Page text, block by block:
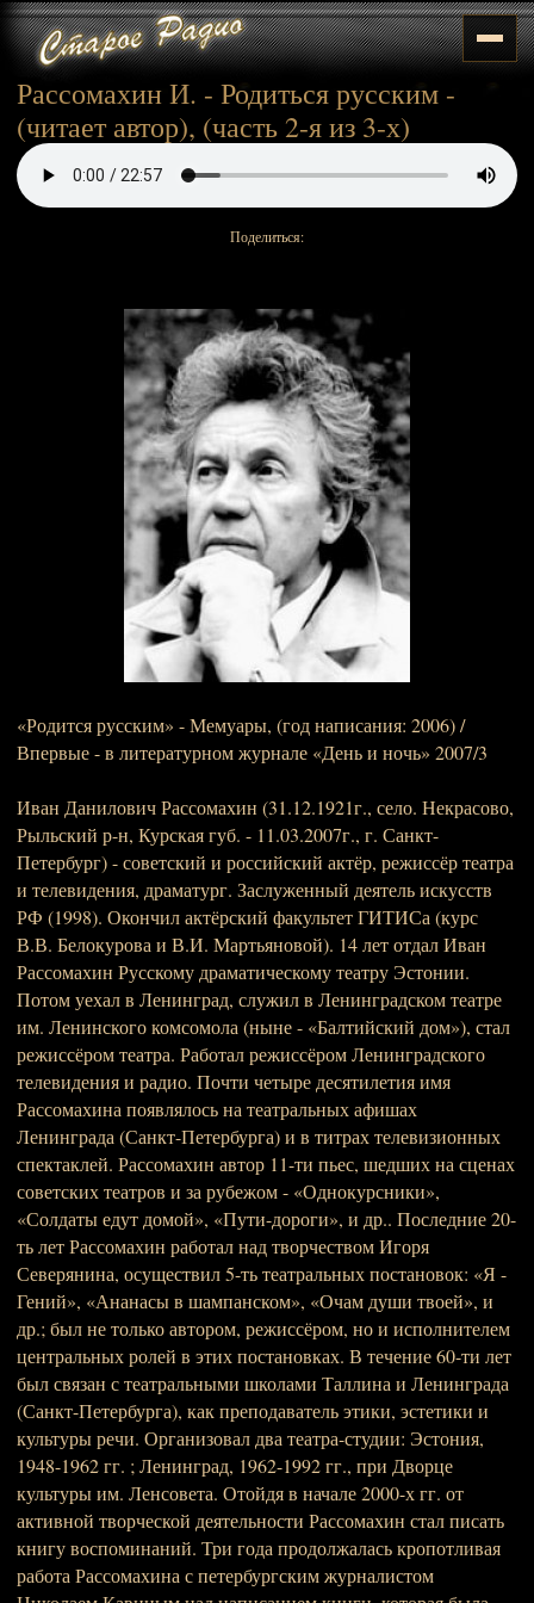
Рассомахин И. - Родиться русским -
(читает автор), (часть 2-я из 3-х)
Поделиться:
«Родится русским» - Мемуары, (год написания: 2006) /
Впервые - в литературном журнале «День и ночь» 2007/3
Иван Данилович Рассомахин (31.12.1921г., село. Некрасово,
Рыльский р-н, Курская губ. - 11.03.2007г., г. Санкт-
Петербург) - советский и российский актёр, режиссёр театра
и телевидения, драматург. Заслуженный деятель искусств
РФ (1998). Окончил актёрский факультет ГИТИСа (курс
В.В. Белокурова и В.И. Мартьяновой). 14 лет отдал Иван
Рассомахин Русскому драматическому театру Эстонии.
Потом уехал в Ленинград, служил в Ленинградском театре
им. Ленинского комсомола (ныне - «Балтийский дом»), стал
режиссёром театра. Работал режиссёром Ленинградского
телевидения и радио. Почти четыре десятилетия имя
Рассомахина появлялось на театральных афишах
Ленинграда (Санкт-Петербурга) и в титрах телевизионных
спектаклей. Рассомахин автор 11-ти пьес, шедших на сценах
советских театров и за рубежом - «Однокурсники»,
«Солдаты едут домой», «Пути-дороги», и др.. Последние 20-
ть лет Рассомахин работал над творчеством Игоря
Северянина, осуществил 5-ть театральных постановок: «Я -
Гений», «Ананасы в шампанском», «Очам души твоей», и
др.; был не только автором, режиссёром, но и исполнителем
центральных ролей в этих постановках. В течение 60-ти лет
был связан с театральными школами Таллина и Ленинграда
(Санкт-Петербурга), как преподаватель этики, эстетики и
культуры речи. Организовал два театра-студии: Эстония,
1948-1962 гг. ; Ленинград, 1962-1992 гг., при Дворце
культуры им. Ленсовета. Отойдя в начале 2000-х гг. от
активной творческой деятельности Рассомахин стал писать
книгу воспоминаний. Три года продолжалась кропотливая
работа Рассомахина с петербургским журналистом